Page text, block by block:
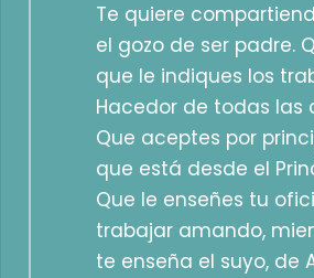
Te quiere
el gozo de ser padre.
que le indiques los
Hacedor de todas las
Que aceptes por
que está desde el
Que le enseñes tu
trabajar amando,
te enseña el suyo, de